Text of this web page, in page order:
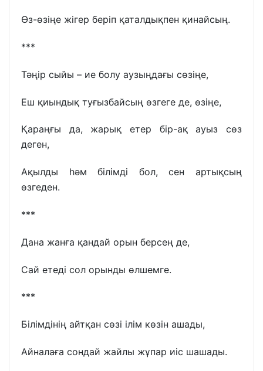
Өз-өзіңе жігер беріп қаталдықпен қинайсың.
***
Тәңір сыйы – ие болу аузыңдағы сөзіңе,
Еш қиындық туғызбайсың өзгеге де, өзіңе,
Қараңғы да, жарық етер бір-ақ ауыз сөз
деген,
Ақылды һәм білімді бол, сен артықсың
өзгеден.
***
Дана жанға қандай орын берсең де,
Сай етеді сол орынды өлшемге.
***
Білімдінің айтқан сөзі ілім көзін ашады,
Айналаға сондай жайлы жұпар иіс шашады.